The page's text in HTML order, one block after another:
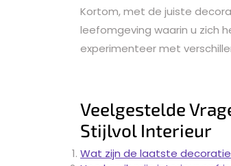
Kortom, met de juiste
leefomgeving waarin u zich
experimenteer met
Veelgestelde
Stijlvol Interieur
Wat zijn de laatste